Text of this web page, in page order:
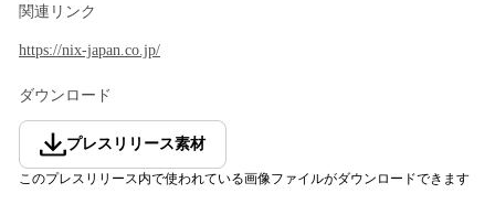
関連リンク
https://nix-japan.co.jp/
ダウンロード
プレスリリース素材
このプレスリリース内で使われている画像ファイルがダウンロードできます